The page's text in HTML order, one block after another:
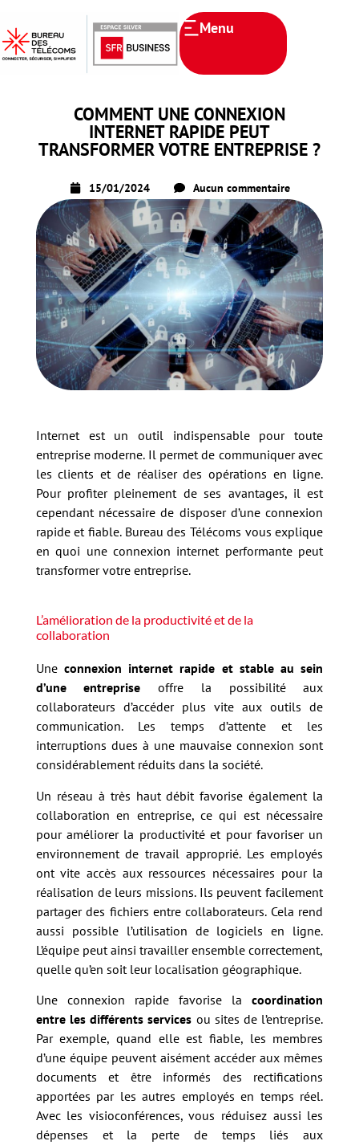
Menu
COMMENT UNE CONNEXION
INTERNET RAPIDE PEUT
TRANSFORMER VOTRE ENTREPRISE ?
15/01/2024 Aucun commentaire
Internet est un outil indispensable pour toute
entreprise moderne. Il permet de communiquer avec
les clients et de réaliser des opérations en ligne.
Pour profiter pleinement de ses avantages, il est
cependant nécessaire de disposer d’une connexion
rapide et fiable. Bureau des Télécoms vous explique
en quoi une connexion internet performante peut
transformer votre entreprise.
L’amélioration de la productivité et de la
collaboration
Une connexion internet rapide et stable au sein
d’une entreprise offre la possibilité aux
collaborateurs d’accéder plus vite aux outils de
communication. Les temps d’attente et les
interruptions dues à une mauvaise connexion sont
considérablement réduits dans la société.
Un réseau à très haut débit favorise également la
collaboration en entreprise, ce qui est nécessaire
pour améliorer la productivité et pour favoriser un
environnement de travail approprié. Les employés
ont vite accès aux ressources nécessaires pour la
réalisation de leurs missions. Ils peuvent facilement
partager des fichiers entre collaborateurs. Cela rend
aussi possible l’utilisation de logiciels en ligne.
L’équipe peut ainsi travailler ensemble correctement,
quelle qu’en soit leur localisation géographique.
Une connexion rapide favorise lacoordination
entre les différents services ou sites de l’entreprise.
Par exemple, quand elle est fiable, les membres
d’une équipe peuvent aisément accéder aux mêmes
documents et être informés des rectifications
apportées par les autres employés en temps réel.
Avec les visioconférences, vous réduisez aussi les
dépenses et la perte de temps liés aux